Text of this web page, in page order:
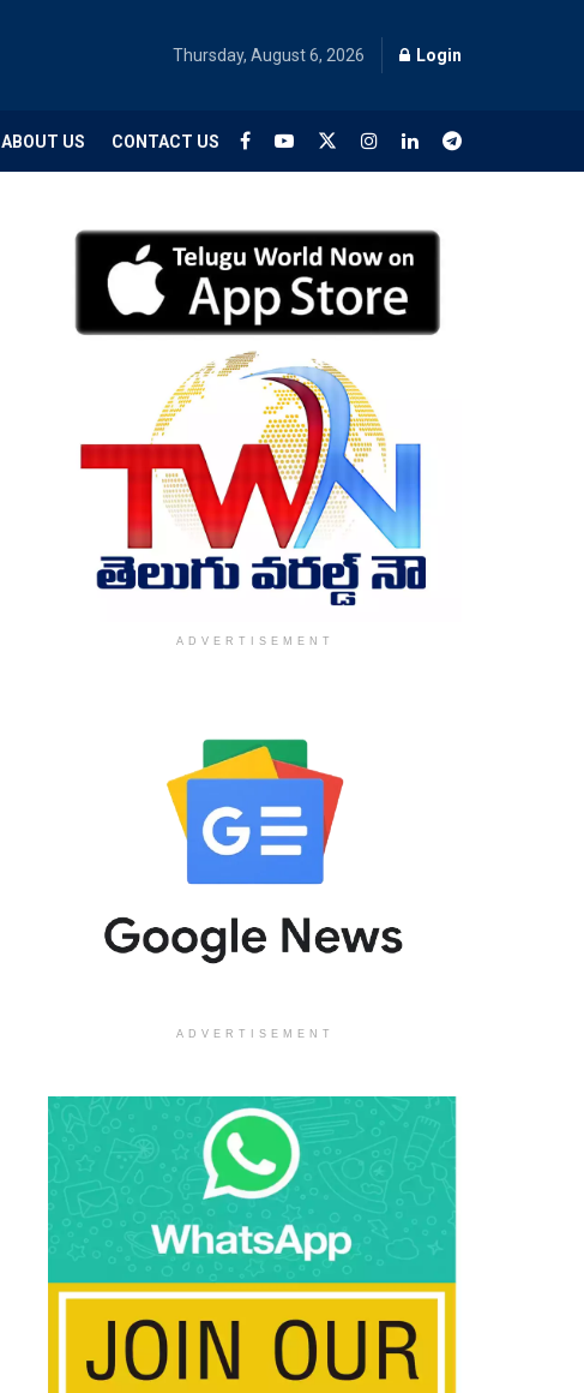
Thursday, August 6, 2026 Login
ABOUT US CONTACT US
ADVERTISEMENT
ADVERTISEMENT